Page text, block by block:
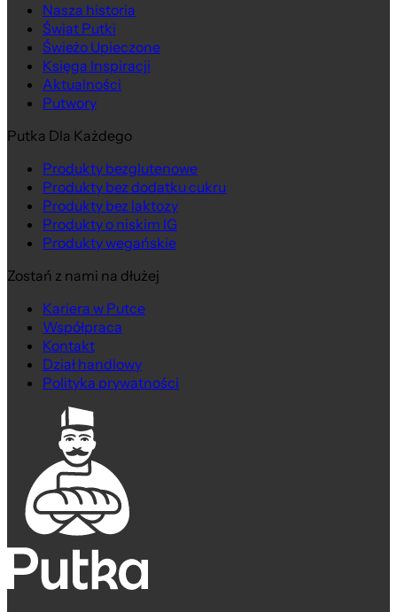
Nasza historia
Świat Putki
Świeżo Upieczone
Księga Inspiracji
Aktualności
Putwory
Putka Dla Każdego
Produkty bezglutenowe
Produkty bez dodatku cukru
Produkty bez laktozy
Produkty o niskim IG
Produkty wegańskie
Zostań z nami na dłużej
Kariera w Putce
Współpraca
Kontakt
Dział handlowy
Polityka prywatności